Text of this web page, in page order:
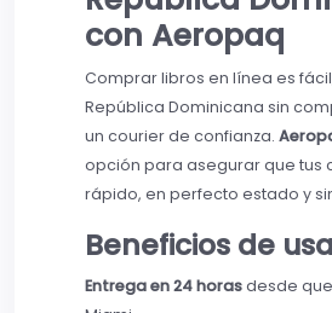
con Aeropaq
Comprar libros en línea es
República Dominicana sin
un courier de confianza.
opción para asegurar que tus
rápido, en perfecto estado y
Beneficios de
Entrega en 24 horasdesde